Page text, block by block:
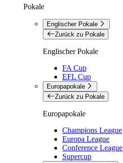
Pokale
Englischer Pokale
Zurück zu Pokale
Englischer Pokale
FA Cup
EFL Cup
Europapokale
Zurück zu Pokale
Europapokale
Champions League
Europa League
Conference League
Supercup